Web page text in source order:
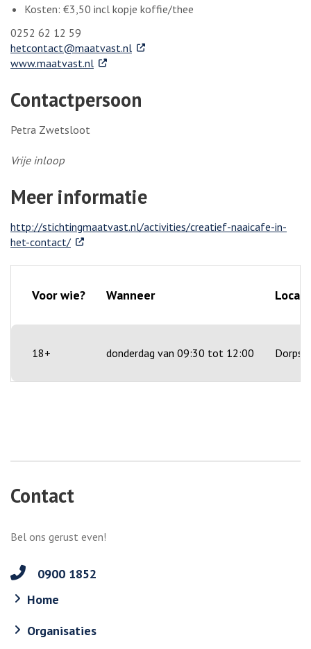
Kosten: €3,50 incl kopje koffie/thee
0252 62 12 59
hetcontact@maatvast.nl . Externe link
www.maatvast.nl . Externe link
Contactpersoon
Petra Zwetsloot
Vrije inloop
Meer informatie
http://stichtingmaatvast.nl/activities/creatief-naaicafe-in-
het-contact/. Externe link
Voor wie? Wanneer
18+ donderdag van 09:30 tot 12:00
Contact
Bel ons gerust even!
0900 1852
Home
Organisaties